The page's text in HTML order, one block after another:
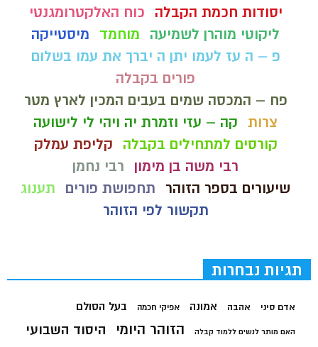
יסודות חכמת הקבלה
כוח האלקטרומגנטי
ליקוטי מוהרן לשמיעה
מוחמד
מיסטייקה
פ – ה עז לעמו יתן ה יברך את עמו בשלום
פורים בקבלה
פח – המכסה שמים בעבים המכין לארץ מטר
צרות קה – עזי וזמרת יה ויהי לי לישועה
קורסים למתחילים בקבלה
קליפת עמלק
רבי משה בן מימון
רבי נחמן
שיעורים בספר הזוהר
תחפושת פורים
תענוג
תקשור לפי הזוהר
תגיות נבחרות
אדם סיני אהבה אמונה אפיקי חכמה בעל הסולם
האם מותר לנשים ללמוד קבלה הזוהר היומי היסוד השבועי